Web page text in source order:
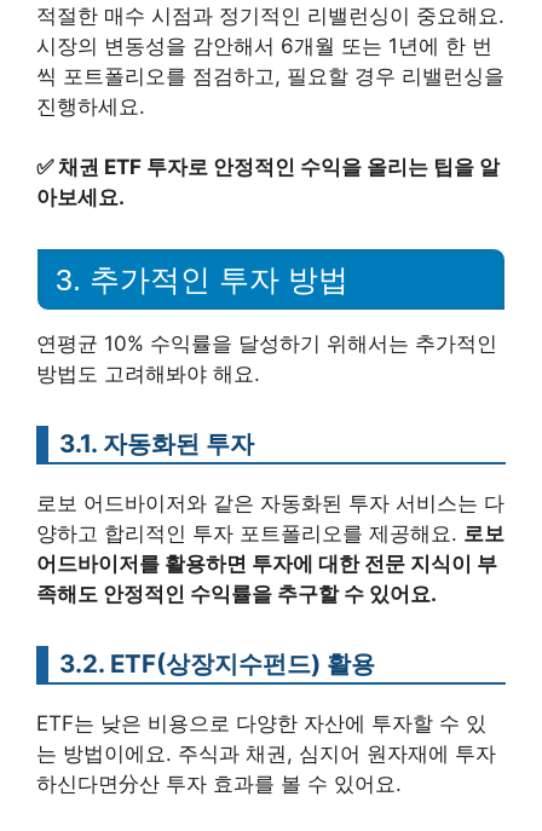
적절한 매수 시점과 정기적인 리밸런싱이 중요해요.
시장의 변동성을 감안해서 6개월 또는 1년에 한 번
씩 포트폴리오를 점검하고, 필요할 경우 리밸런싱을
진행하세요.
✅채권 ETF 투자로 안정적인 수익을 올리는 팁을 알
아보세요.
3. 추가적인 투자 방법
연평균 10% 수익률을 달성하기 위해서는 추가적인
방법도 고려해봐야 해요.
3.1. 자동화된 투자
로보 어드바이저와 같은 자동화된 투자 서비스는 다
양하고 합리적인 투자 포트폴리오를 제공해요. 로보
어드바이저를 활용하면 투자에 대한 전문 지식이 부
족해도 안정적인 수익률을 추구할 수 있어요.
3.2. ETF(상장지수펀드) 활용
ETF는 낮은 비용으로 다양한 자산에 투자할 수 있
는 방법이에요. 주식과 채권, 심지어 원자재에 투자
하신다면分산 투자 효과를 볼 수 있어요.